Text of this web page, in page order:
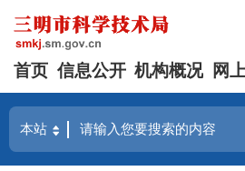
首页 信息公开 机构概况 网